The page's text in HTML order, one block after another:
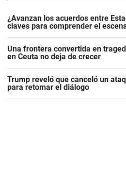
¿Avanzan los acuerdos entre
claves para comprender el
Una frontera convertida en
en Ceuta no deja de crecer
Trump reveló que canceló un
para retomar el diálogo